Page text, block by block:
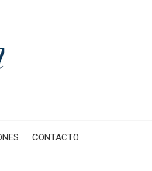
CONTACTO